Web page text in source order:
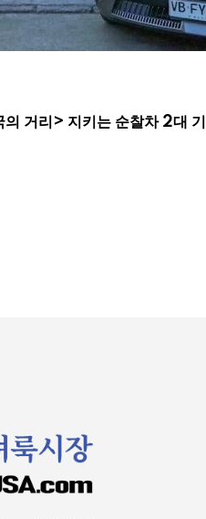
거리> 지키는 순찰차 2대